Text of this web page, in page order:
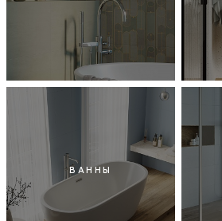
ВАННЫ